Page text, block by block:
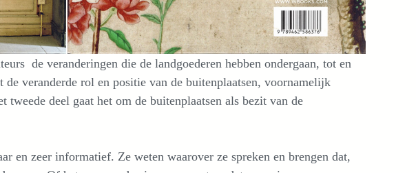
de veranderingen die de landgoederen hebben ondergaan, tot en
de veranderde rol en positie van de buitenplaatsen, voornamelijk
tweede deel gaat het om de buitenplaatsen als bezit van de
en zeer informatief. Ze weten waarover ze spreken en brengen dat,